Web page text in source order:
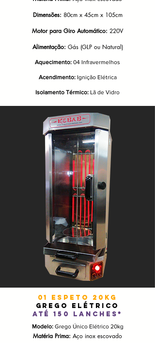
Dimensões: 80cm x 45cm x 105cm
Motor para Giro Automático: 220V
Alimentação: Gás (GLP ou Natural)
Aquecimento: 04 Infravermelhos
Acendimento: Ignição Elétrica
Isolamento Térmico: Lã de Vidro
01 espeto 20KG
GREGO ELÉTRICO
até 150 lanches*
Modelo: Grego Único Elétrico 20kg
Matéria Prima: Aço inox escovado